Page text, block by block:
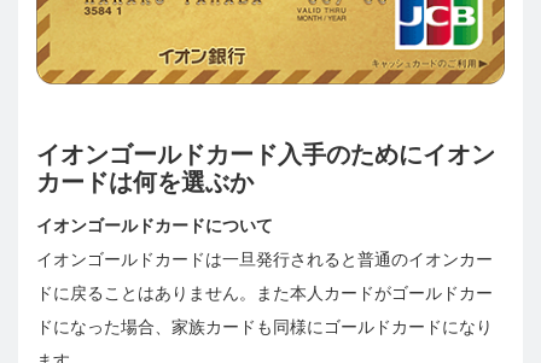
イオンゴールドカード入手のためにイオン
カードは何を選ぶか
イオンゴールドカードについて
イオンゴールドカードは一旦発行されると普通のイオンカー
ドに戻ることはありません。また本人カードがゴールドカー
ドになった場合、家族カードも同様にゴールドカードになり